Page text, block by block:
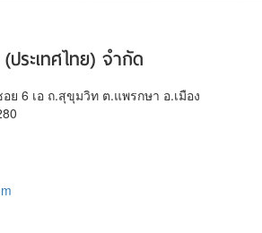
ระเทศไทย) จำกัด
6 เอ ถ.สุขุมวิท ต.แพรกษา อ.เมือง